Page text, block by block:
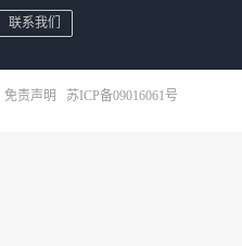
联系我们
免责声明 苏ICP备09016061号